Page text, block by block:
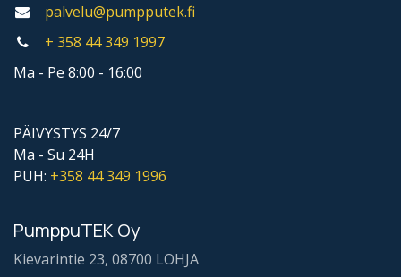
palvelu@pumpputek.fi
+ 358 44 349 1997
Ma - Pe 8:00 - 16:00
PÄIVYSTYS 24/7
Ma - Su 24H
PUH: +358 44349 1996
PumppuTEK Oy
Kievarintie 23, 08700 LOHJA